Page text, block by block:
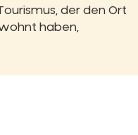
der den Ort
haben,